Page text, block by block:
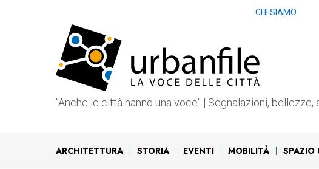
CHI SIAMO
"Anche le città hanno una voce" | Segnalazioni,
ARCHITETTURA STORIA EVENTI MOBILITÀ SPAZIO